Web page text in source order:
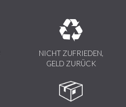
NICHT ZUFRIEDEN,
GELD ZURÜCK